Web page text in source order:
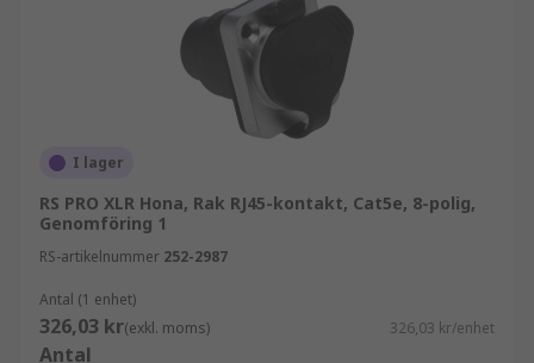
I lager
RS PRO XLR Hona, Rak RJ45-kontakt, Cat5e, 8-polig,
Genomföring 1
RS-artikelnummer 252-2987
Antal (1 enhet)
326,03 kr(exkl. moms) 326,03 kr/enhet
Antal